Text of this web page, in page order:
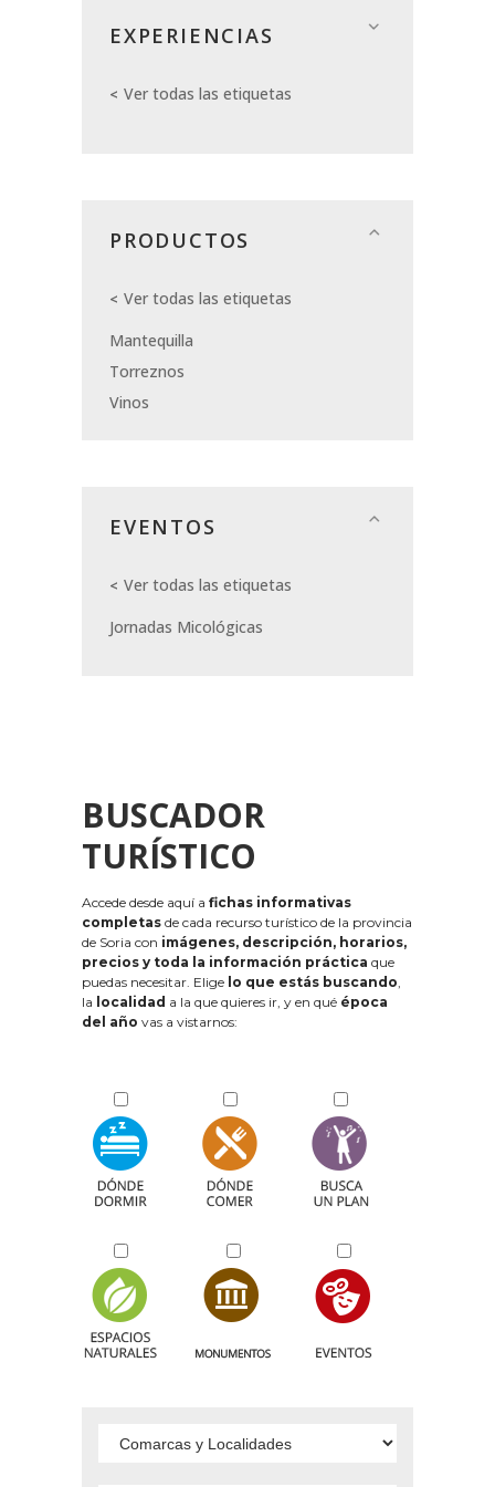
EXPERIENCIAS
Ver todas las etiquetas
PRODUCTOS
Ver todas las etiquetas
Mantequilla
Torreznos
Vinos
EVENTOS
Ver todas las etiquetas
Jornadas Micológicas
BUSCADOR
TURÍSTICO
Accede desde aquí a fichas informativas
completas de cada recurso turístico de la provincia
de Soria con imágenes, descripción, horarios,
precios y toda la información práctica que
puedas necesitar. Elige lo que estás buscando,
la localidad a la que quieres ir, y en qué época
del año vas a vistarnos: